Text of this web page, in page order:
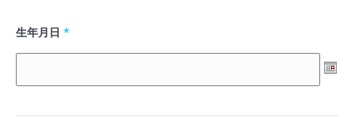
生年月日 *